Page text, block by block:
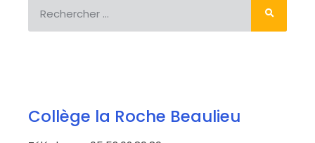
Collège la Roche Beaulieu